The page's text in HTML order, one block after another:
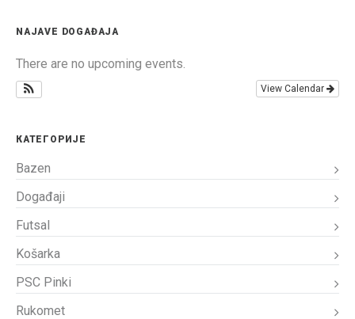
NAJAVE DOGAĐAJA
There are no upcoming events.
View Calendar
КАТЕГОРИЈЕ
Bazen
Događaji
Futsal
Košarka
PSC Pinki
Rukomet